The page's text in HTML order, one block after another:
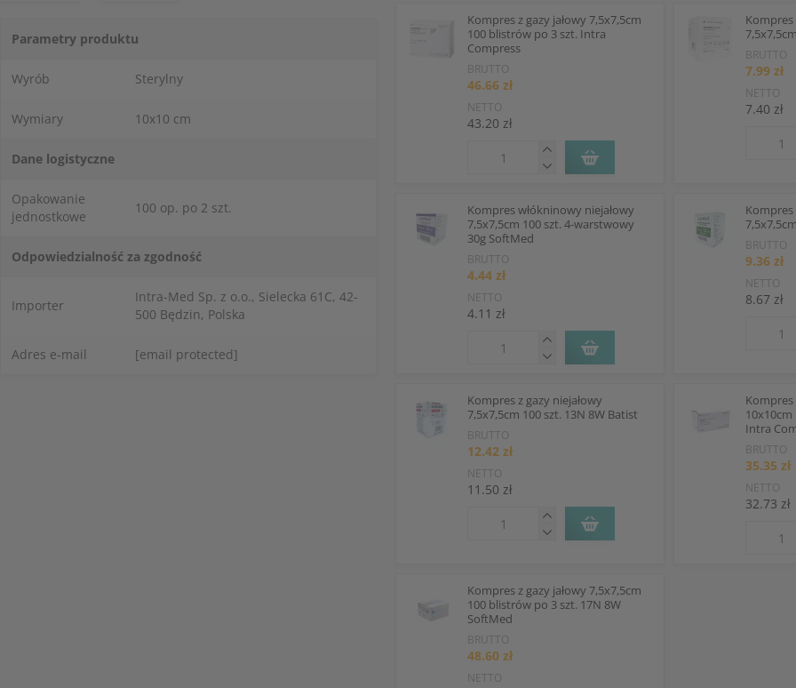
Parametry produktu
Wyrób Sterylny
Wymiary 10x10 cm
Dane logistyczne
Opakowanie
jednostkowe
100 op. po 2 szt.
Odpowiedzialność za zgodność
Importer
Intra-Med Sp. z o.o., Sielecka 61C, 42-
500 Będzin, Polska
Adres e-mail [email protected]
Kompres z gazy jałowy 7,5x7,5cm
100 blistrów po 3 szt. Intra
Compress
BRUTTO
46.66 zł
NETTO
43.20 zł
Kompres
BRUTTO
7.99 zł
NETTO
7.40 zł
Kompres włókninowy niejałowy
7,5x7,5cm 100 szt. 4-warstwowy
30g SoftMed
BRUTTO
4.44 zł
NETTO
4.11 zł
Kompres
BRUTTO
9.36 zł
NETTO
8.67 zł
Kompres z gazy niejałowy
7,5x7,5cm 100 szt. 13N 8W Batist
BRUTTO
12.42 zł
NETTO
11.50 zł
Kompres
Intra
BRUTTO
35.35 zł
NETTO
32.73 zł
Kompres z gazy jałowy 7,5x7,5cm
100 blistrów po 3 szt. 17N 8W
SoftMed
BRUTTO
48.60 zł
NETTO